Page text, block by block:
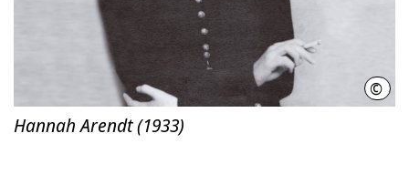
©
Hannah Arendt (1933)